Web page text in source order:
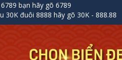
bạn hãy gõ 6789
30K đuôi 8888 hãy gõ 30K - 888.88